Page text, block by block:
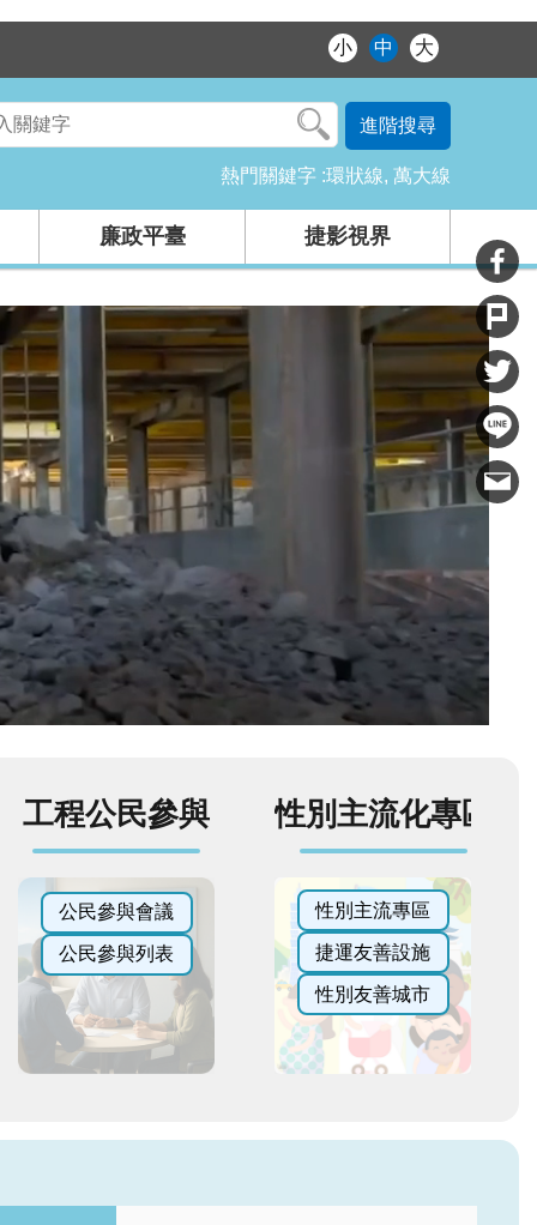
小 中 大
進階搜尋
熱門關鍵字 環狀線 萬大線
廉政平臺 捷影視界
工程公民參與
公民參與會議
公民參與列表
性別主流化專區
性別主流專區
捷運友善設施
性別友善城市